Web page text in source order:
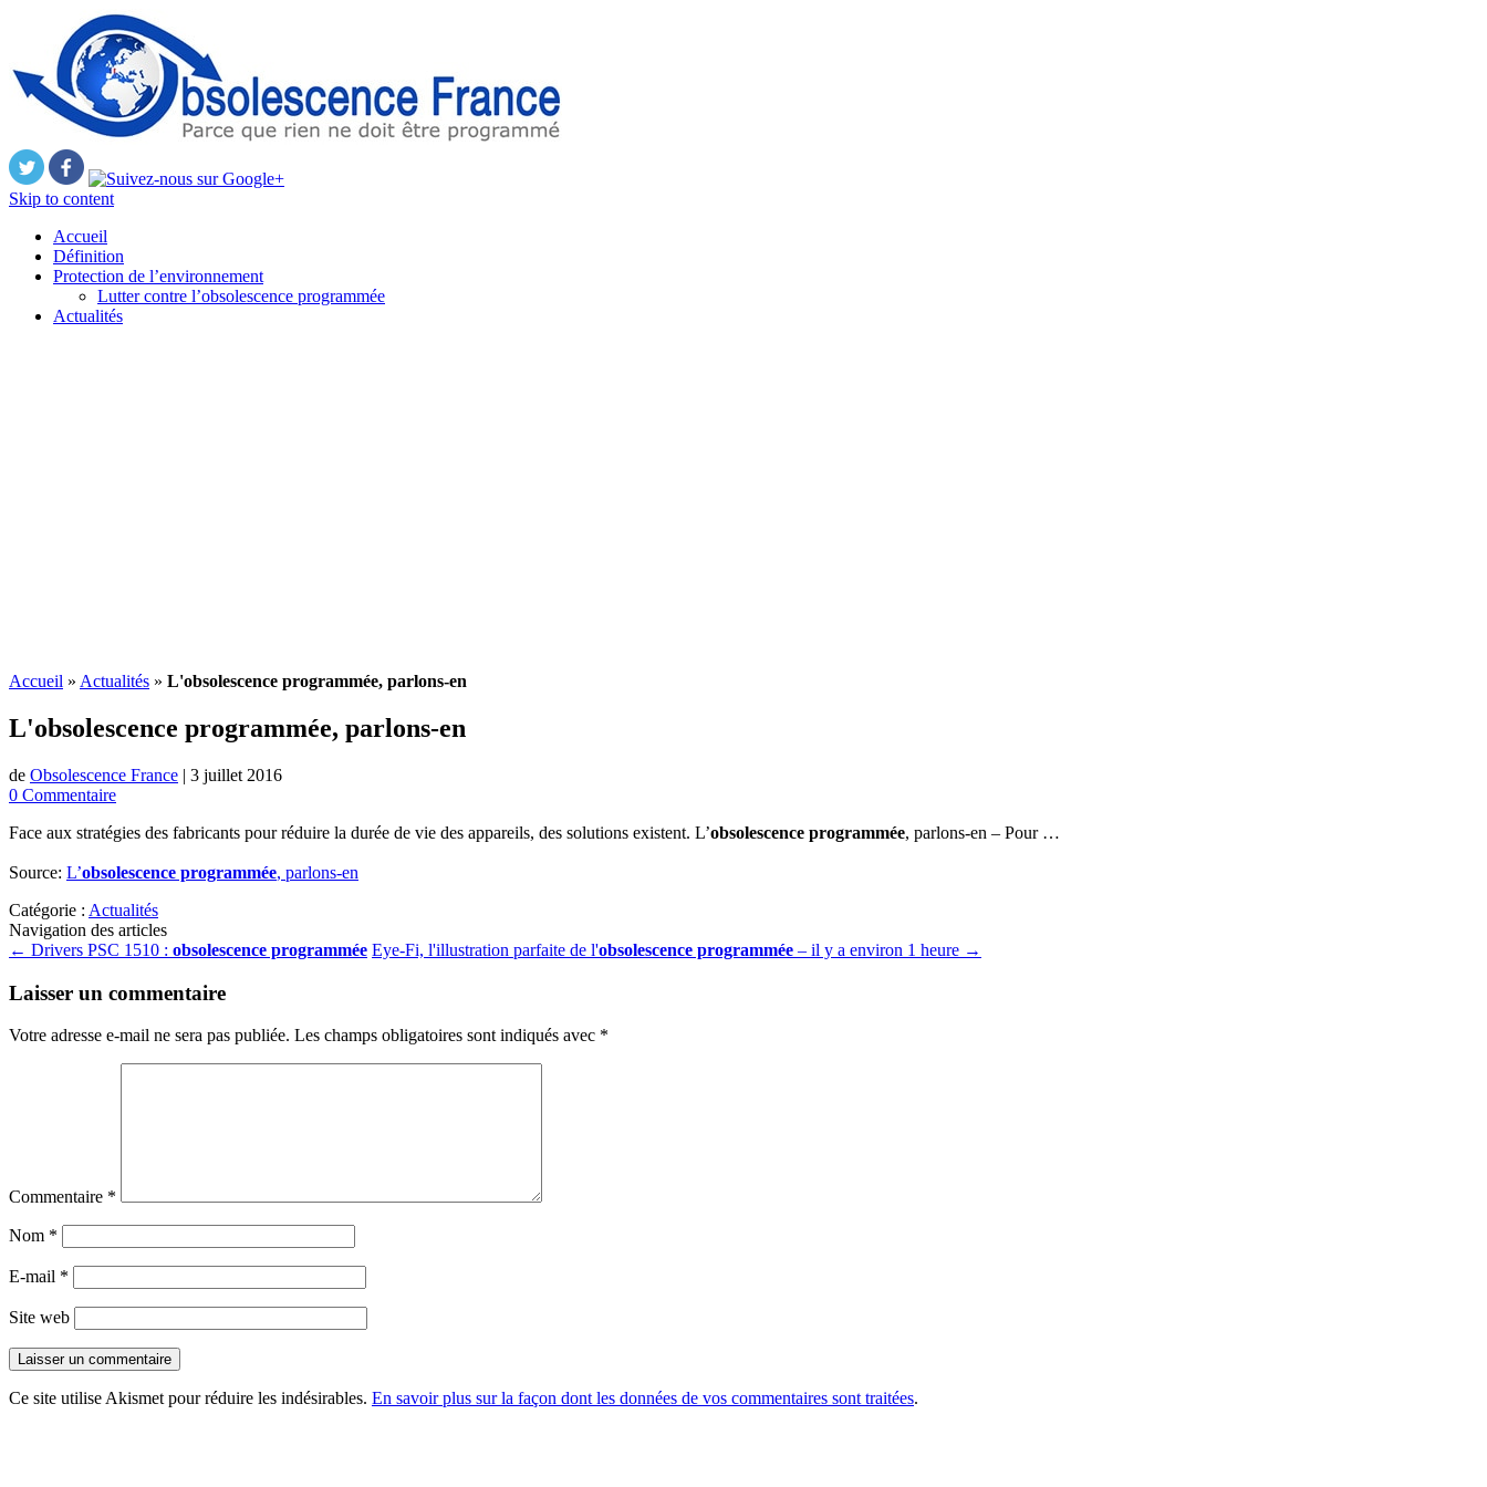
Skip to content
Accueil
Définition
Protection de l’environnement
Lutter contre l’obsolescence programmée
Actualités
Accueil » Actualités » L'obsolescence programmée, parlons-en
L'obsolescence programmée, parlons-en
de Obsolescence France | 3 juillet 2016
0 Commentaire
Face aux stratégies des fabricants pour réduire la durée de vie des appareils, des solutions existent. L’obsolescence programmée, parlons-en – Pour …
Source: L’obsolescence programmée, parlons-en
Catégorie : Actualités
Navigation des articles
← Drivers PSC 1510 : obsolescence programmée Eye-Fi, l'illustration parfaite de l'obsolescence programmée – il y a environ 1 heure →
Laisser un commentaire
Votre adresse e-mail ne sera pas publiée. Les champs obligatoires sont indiqués avec *
Commentaire *
Nom *
E-mail *
Site web
Ce site utilise Akismet pour réduire les indésirables. En savoir plus sur la façon dont les données de vos commentaires sont traitées.